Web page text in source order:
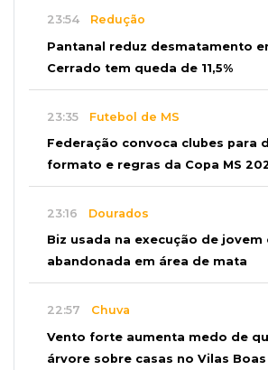
23:54 Redução
Pantanal reduz desmatamento
Cerrado tem queda de 11,5%
23:35 Futebol de MS
Federação convoca clubes para
formato e regras da Copa MS
23:16 Dourados
Biz usada na execução de jovem
abandonada em área de mata
22:57 Chuva
Vento forte aumenta medo de
árvore sobre casas no Vilas Boas